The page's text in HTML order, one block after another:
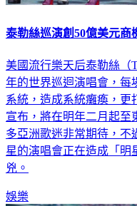
美國流行樂天后泰勒絲（
年的世界巡迴演唱會，每
系統，造成系統癱瘓，更
宣布，將在明年二月起至
多亞洲歌迷非常期待，不
星的演唱會正在造成「明